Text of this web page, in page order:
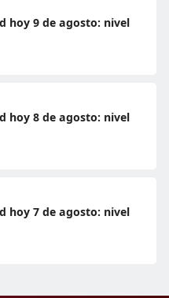
hoy 9 de agosto: nivel
hoy 8 de agosto: nivel
hoy 7 de agosto: nivel